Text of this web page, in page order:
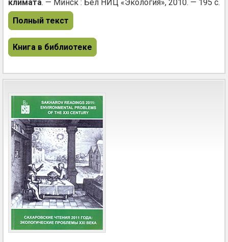
климата. — Минск : Бел НИЦ «Экология», 2010. — 195 с.
Полный текст
Книга в библиотеке